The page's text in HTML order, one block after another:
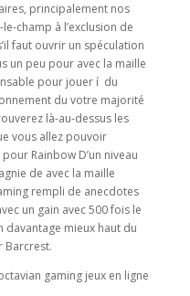
principalement nos
champ à l’exclusion de
faut ouvrir un spéculation
un peu pour avec la maille
pour jouer í du
du votre majorité
là-au-dessus les
vous allez pouvoir
Rainbow D’un niveau
de avec la maille
rempli de anecdotes
un gain avec 500 fois le
davantage mieux haut du
Barcrest.